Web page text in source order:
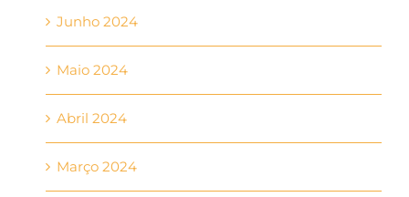
Junho 2024
Maio 2024
Abril 2024
Março 2024